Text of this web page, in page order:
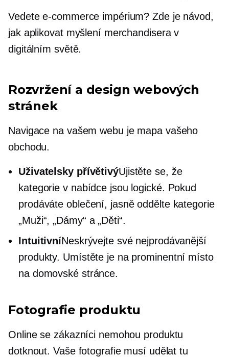
Vedete e-commerce impérium? Zde je návod,
jak aplikovat myšlení merchandisera v
digitálním světě.
Rozvržení a design webových
stránek
Navigace na vašem webu je mapa vašeho
obchodu.
Uživatelsky přívětivýUjistěte se, že
kategorie v nabídce jsou logické. Pokud
prodáváte oblečení, jasně oddělte kategorie
„Muži“, „Dámy“ a „Děti“.
IntuitivníNeskrývejte své nejprodávanější
produkty. Umístěte je na prominentní místo
na domovské stránce.
Fotografie produktu
Online se zákazníci nemohou produktu
dotknout. Vaše fotografie musí udělat tu